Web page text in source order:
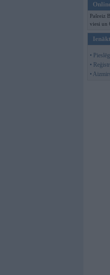
Pašreiz
viesi un
•
•
•